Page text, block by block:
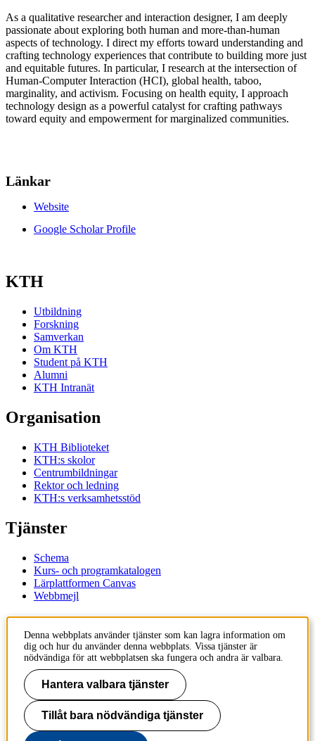
As a qualitative researcher and interaction designer, I am deeply
passionate about exploring both human and more-than-human
aspects of technology. I direct my efforts toward understanding and
crafting technology experiences that contribute to building more just
and equitable futures. In particular, I research at the intersection of
Human-Computer Interaction (HCI), global health, taboo,
marginality, and activism. Focusing on health equity, I approach
technology design as a powerful catalyst for crafting pathways
toward equity and empowerment for marginalized communities.
Länkar
Website
Google Scholar Profile
KTH
Utbildning
Forskning
Samverkan
Om KTH
Student på KTH
Alumni
KTH Intranät
Organisation
KTH Biblioteket
KTH:s skolor
Centrumbildningar
Rektor och ledning
KTH:s verksamhetsstöd
Tjänster
Schema
Kurs- och programkatalogen
Lärplattformen Canvas
Webbmejl
Kontakt
KTH
100 44 Stockholm
+46 8 790 60 00
Kontakta KTH
Jobba på KTH
Press och media
Denna webbplats använder tjänster som kan lagra information om
dig och hur du använder denna webbplats. Vissa tjänster är
nödvändiga för att webbplatsen ska fungera och andra är valbara.
Hantera valbara tjänster
Tillåt bara nödvändiga tjänster